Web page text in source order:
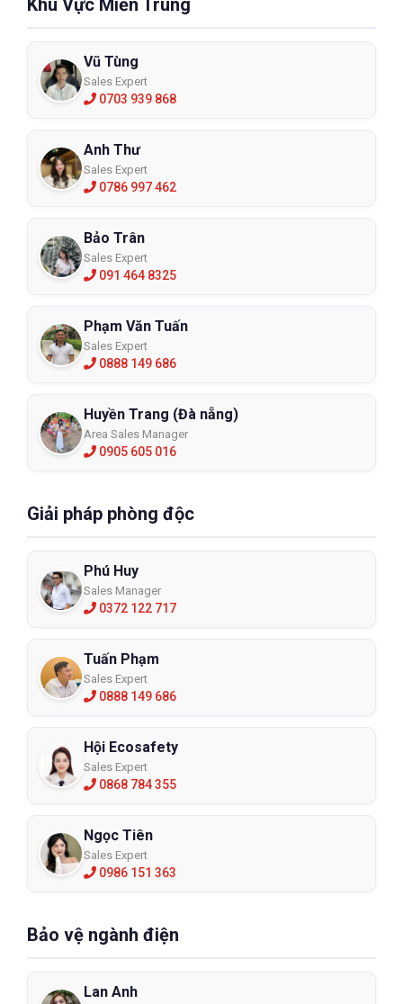
Khu Vực Miền Trung
Vũ Tùng
Sales Expert
0703 939 868
Anh Thư
Sales Expert
0786 997 462
Bảo Trân
Sales Expert
091 464 8325
Phạm Văn Tuấn
Sales Expert
0888 149 686
Huyền Trang (Đà nẵng)
Area Sales Manager
0905 605 016
Giải pháp phòng độc
Phú Huy
Sales Manager
0372 122 717
Tuấn Phạm
Sales Expert
0888 149 686
Hội Ecosafety
Sales Expert
0868 784 355
Ngọc Tiên
Sales Expert
0986 151 363
Bảo vệ ngành điện
Lan Anh